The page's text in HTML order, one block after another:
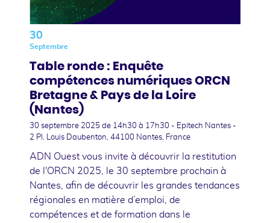
30
Septembre
Table ronde : Enquête
compétences numériques ORCN
Bretagne & Pays de la Loire
(Nantes)
30 septembre 2025 de 14h30 à 17h30 - Epitech Nantes -
2 Pl. Louis Daubenton, 44100 Nantes, France
ADN Ouest vous invite à découvrir la restitution
de l'ORCN 2025, le 30 septembre prochain à
Nantes, afin de découvrir les grandes tendances
régionales en matière d’emploi, de
compétences et de formation dans le